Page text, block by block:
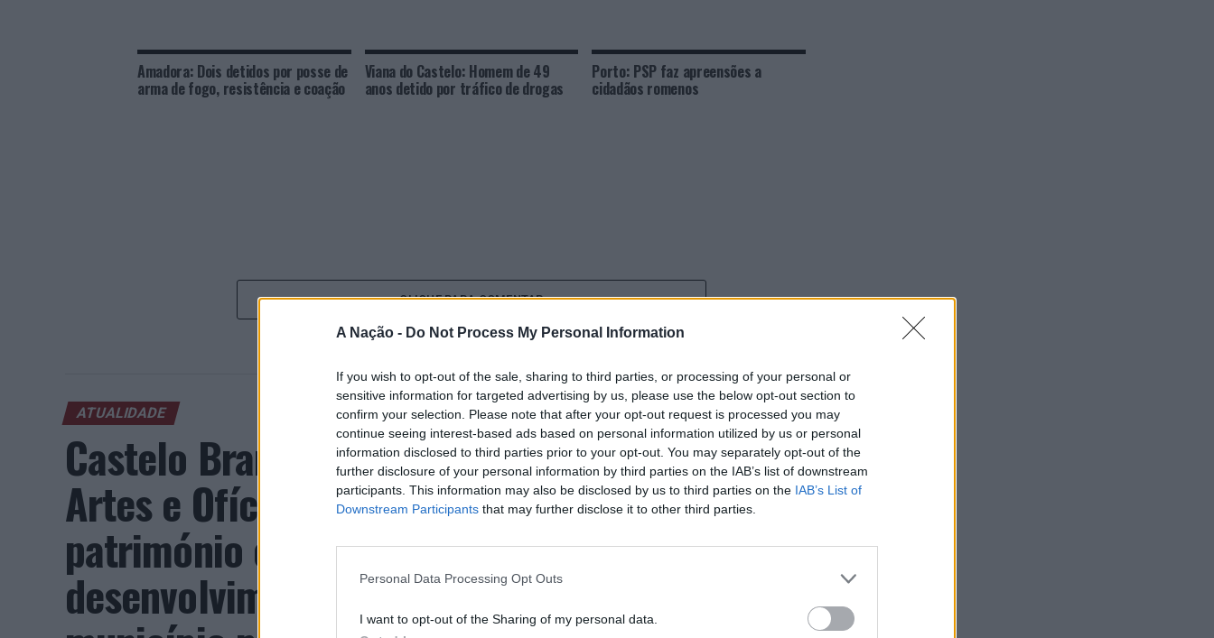
A Nação - Do Not Process My Personal Information
If you wish to opt-out of the sale, sharing to third parties, or processing of your personal or
sensitive information for targeted advertising by us, please use the below opt-out section to
confirm your selection. Please note that after your opt-out request is processed you may
continue seeing interest-based ads based on personal information utilized by us or personal
information disclosed to third parties prior to your opt-out. You may separately opt-out of the
further disclosure of your personal information by third parties on the IAB’s list of downstream
participants. This information may also be disclosed by us to third parties on the IAB’s List of
Downstream Participants that may further disclose it to other third parties.
Personal Data Processing Opt Outs
I want to opt-out of the Sharing of my personal data.
Amadora: Dois detidos por posse de
arma de fogo, resistência e coação
Viana do Castelo: Homem de 49
anos detido por tráfico de drogas
Porto: PSP faz apreensões a
cidadãos romenos
CLIQUE PARA COMENTAR
ATUALIDADE
Castelo Branco: “Bienal Internacional de
Artes e Ofícios” promete afirmar artesanato,
património e inovação como “motores de
desenvolvimento económico e cultural” do